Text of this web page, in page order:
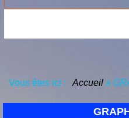
Vous êtes ici : Accueil »